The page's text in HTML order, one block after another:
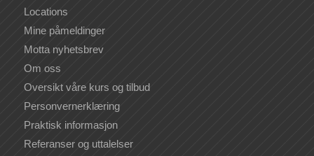
Locations
Mine påmeldinger
Motta nyhetsbrev
Om oss
Oversikt våre kurs og tilbud
Personvernerklæring
Praktisk informasjon
Referanser og uttalelser